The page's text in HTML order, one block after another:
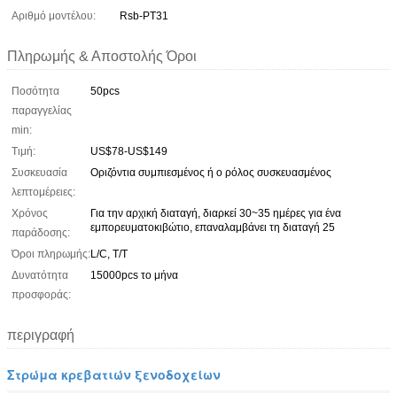
Αριθμό μοντέλου:
Rsb-PT31
Πληρωμής & Αποστολής Όροι
Ποσότητα
παραγγελίας
min:
50pcs
Τιμή:
US$78-US$149
Συσκευασία
λεπτομέρειες:
Οριζόντια συμπιεσμένος ή ο ρόλος συσκευασμένος
Χρόνος
παράδοσης:
Για την αρχική διαταγή, διαρκεί 30~35 ημέρες για ένα
εμπορευματοκιβώτιο, επαναλαμβάνει τη διαταγή 25
Όροι πληρωμής:L/C, T/T
Δυνατότητα
προσφοράς:
15000pcs το μήνα
περιγραφή
Στρώμα κρεβατιών ξενοδοχείων